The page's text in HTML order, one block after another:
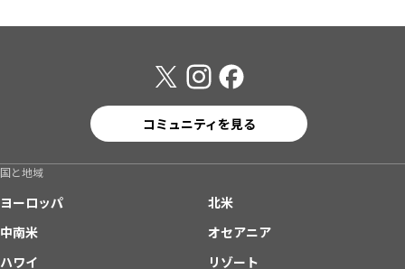
コミュニティを見る
国と地域
ヨーロッパ
北米
中南米
オセアニア
ハワイ
リゾート